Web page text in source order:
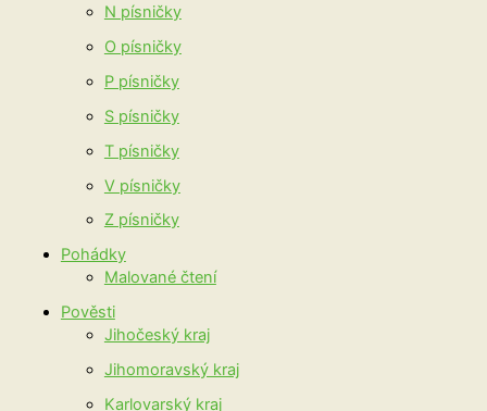
N písničky
O písničky
P písničky
S písničky
T písničky
V písničky
Z písničky
Pohádky
Malované čtení
Pověsti
Jihočeský kraj
Jihomoravský kraj
Karlovarský kraj